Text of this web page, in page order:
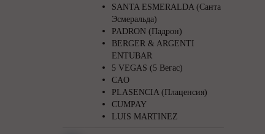
SANTA ESMERALDA (Санта
Эсмеральда)
PADRON (Падрон)
BERGER & ARGENTI
ENTUBAR
5 VEGAS (5 Вегас)
CAO
PLASENCIA (Плаценсия)
CUMPAY
LUIS MARTINEZ